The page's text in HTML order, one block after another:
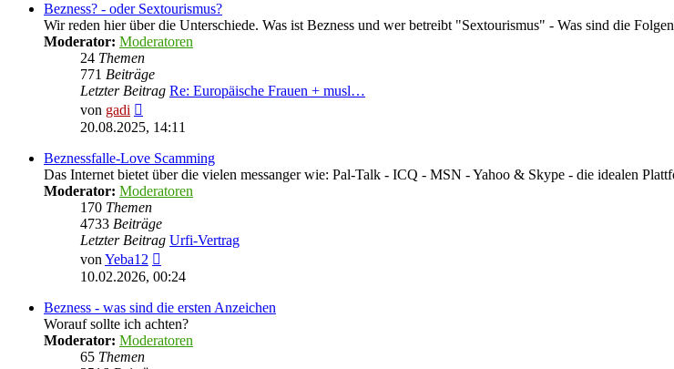
Bezness? - oder Sextourismus?
Wir reden hier über die Unterschiede. Was ist Bezness und wer betreibt "Sextourismus" - Was sind die
Moderator: Moderatoren
24 Themen
771 Beiträge
Letzter Beitrag Re: Europäische Frauen + musl…
von gadi
Beitrag
20.08.2025, 14:11
Beznessfalle-Love Scamming
Das Internet bietet über die vielen messanger wie: Pal-Talk - ICQ - MSN - Yahoo & Skype - die idealen
Moderator: Moderatoren
170 Themen
4733 Beiträge
Letzter Beitrag Urfi-Vertrag
von Yeba12
Beitrag
10.02.2026, 00:24
Bezness - was sind die ersten Anzeichen
Worauf sollte ich achten?
Moderator: Moderatoren
65 Themen